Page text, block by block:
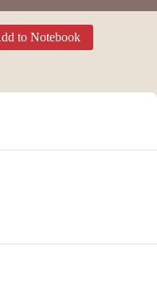
to Notebook